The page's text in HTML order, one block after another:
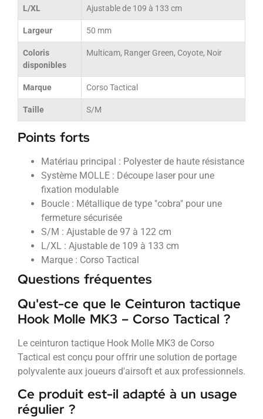
L/XL Ajustable de 109 à 133 cm
Largeur 50 mm
Coloris
disponibles
Multicam, Ranger Green, Coyote, Noir
Marque Corso Tactical
Taille S/M
Points forts
Matériau principal : Polyester de haute résistance
Système MOLLE : Découpe laser pour une
fixation modulable
Boucle : Métallique de type "cobra" pour une
fermeture sécurisée
S/M : Ajustable de 97 à 122 cm
L/XL : Ajustable de 109 à 133 cm
Marque : Corso Tactical
Questions fréquentes
Qu'est-ce que le Ceinturon tactique
Hook Molle MK3 – Corso Tactical ?
Le ceinturon tactique Hook Molle MK3 de Corso
Tactical est conçu pour offrir une solution de portage
polyvalente aux joueurs d'airsoft et aux professionnels.
Ce produit est-il adapté à un usage
régulier ?